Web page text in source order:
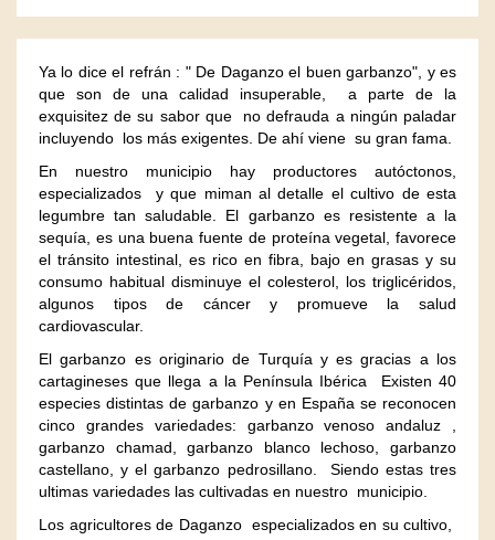
Ya lo dice el refrán : " De Daganzo el buen garbanzo", y es
que son de una calidad insuperable, a parte de la
exquisitez de su sabor que no defrauda a ningún paladar
incluyendo los más exigentes. De ahí viene su gran fama.
En nuestro municipio hay productores autóctonos,
especializados y que miman al detalle el cultivo de esta
legumbre tan saludable. El garbanzo es resistente a la
sequía, es una buena fuente de proteína vegetal, favorece
el tránsito intestinal, es rico en fibra, bajo en grasas y su
consumo habitual disminuye el colesterol, los triglicéridos,
algunos tipos de cáncer y promueve la salud
cardiovascular.
El garbanzo es originario de Turquía y es gracias a los
cartagineses que llega a la Península Ibérica Existen 40
especies distintas de garbanzo y en España se reconocen
cinco grandes variedades: garbanzo venoso andaluz ,
garbanzo chamad, garbanzo blanco lechoso, garbanzo
castellano, y el garbanzo pedrosillano. Siendo estas tres
ultimas variedades las cultivadas en nuestro municipio.
Los agricultores de Daganzo especializados en su cultivo,